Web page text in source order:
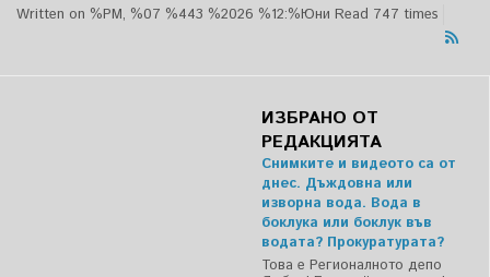
Written on %PM, %07 %443 %2026 %12:%Юни Read 747 times
ИЗБРАНО ОТ
РЕДАКЦИЯТА
Снимките и видеото са от
днес. Дъждовна или
изворна вода. Вода в
боклука или боклук във
водата? Прокуратурата?
Това е Регионалното депо